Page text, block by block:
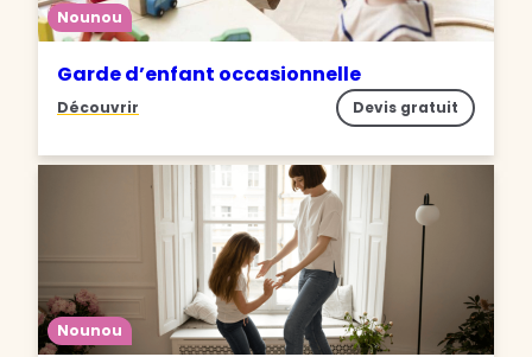
Nounou
Garde d’enfant occasionnelle
Découvrir Devis gratuit
Nounou